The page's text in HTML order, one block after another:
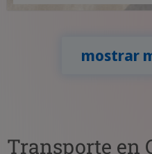
Naturaleza en el
mostrar
Transporte en